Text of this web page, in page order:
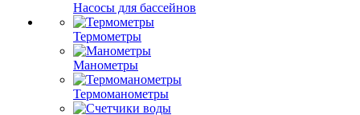
Насосы для бассейнов
Термометры
Манометры
Термоманометры